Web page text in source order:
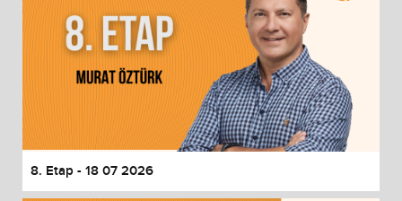
8. Etap - 18 07 2026